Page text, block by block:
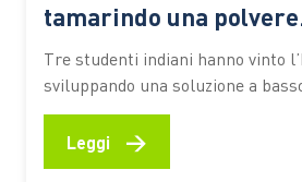
tamarindo una polvere
biodegradabile che
senza elettricità
Tre studenti indiani hanno vinto
sviluppando una soluzione a
materiali naturali e particelle
catturare gli inquinanti. Un’idea
Leggi →